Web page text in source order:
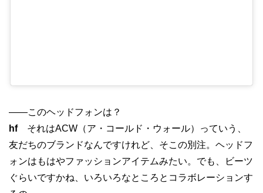
——このヘッドフォンは？
hfそれはACW（ア・コールド・ウォール）っていう、
友だちのブランドなんですけれど、そこの別注。ヘッドフ
ォンはもはやファッションアイテムみたい。でも、ビーツ
ぐらいですかね、いろいろなところとコラボレーションす